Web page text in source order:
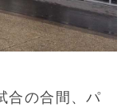
合の合間、パ